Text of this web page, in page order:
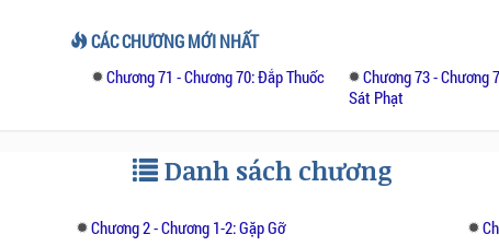
lại gần sẽ bị họa kiếp nên người dần trong
Lần đầu tiên nàng gặp hắn chính là khi
chứng kiến người đàn ông có thể không
Nàng vốn không phải người ở thế giới
hoàn toàn không tin, chỉ muốn giúp đỡ
CÁC CHƯƠNG MỚI NHẤT
Chương 71 - Chương 70: Đắp Thuốc
Chương 73 - Chương
Sát Phạt
Danh sách chương
Chương 2 - Chương 1-2: Gặp Gỡ